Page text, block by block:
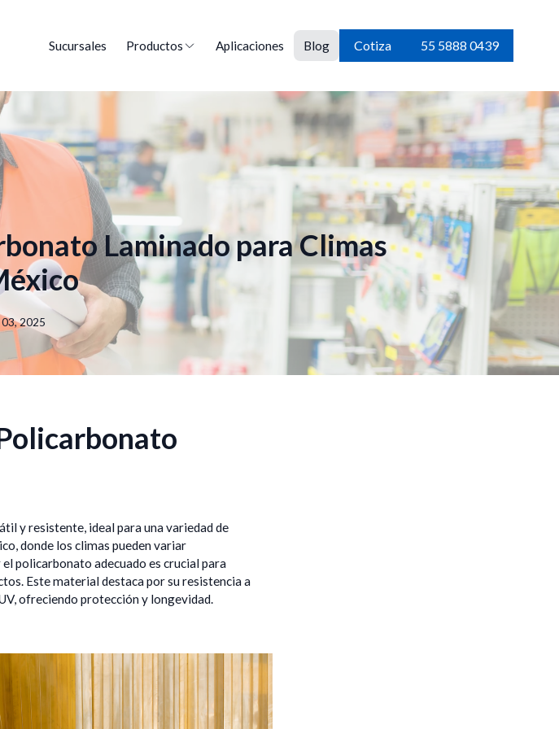
Sucursales Productos Aplicaciones Blog Cotiza 55 5888 0439
Laminado para Climas
2025
y resistente, ideal para una variedad de
donde los climas pueden variar
policarbonato adecuado es crucial para
Este material destaca por su resistencia a
ofreciendo protección y longevidad.